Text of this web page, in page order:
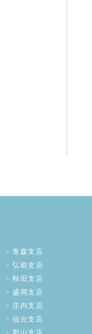
青森支店
弘前支店
秋田支店
盛岡支店
庄内支店
仙台支店